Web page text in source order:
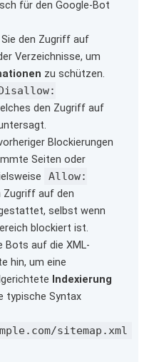
für den Google-Bot
den Zugriff auf
Verzeichnisse, um
zu schützen.
den Zugriff auf
Blockierungen
Seiten oder
Allow:
Zugriff auf den
selbst wenn
blockiert ist.
Bots auf die XML-
hin, um eine
Indexierung
typische Syntax
sitemap.xml